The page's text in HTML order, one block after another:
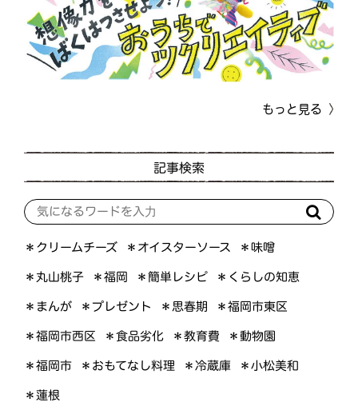
もっと見る
記事検索
＊クリームチーズ ＊オイスターソース ＊味噌
＊丸山桃子 ＊福岡 ＊簡単レシピ ＊くらしの知恵
＊まんが ＊プレゼント ＊思春期 ＊福岡市東区
＊福岡市西区 ＊食品劣化 ＊教育費 ＊動物園
＊福岡市 ＊おもてなし料理 ＊冷蔵庫 ＊小松美和
＊蓮根